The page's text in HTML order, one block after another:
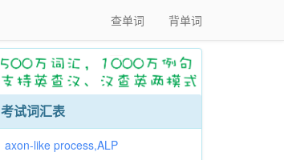
查单词 背单词
考试词汇表
axon-like process,ALP